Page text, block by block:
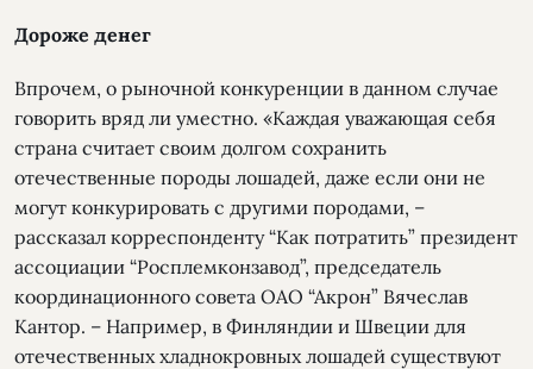
Дороже денег
Впрочем, о рыночной конкуренции в данном случае
говорить вряд ли уместно. «Каждая уважающая себя
страна считает своим долгом сохранить
отечественные породы лошадей, даже если они не
могут конкурировать с другими породами, –
рассказал корреспонденту “Как потратить” президент
ассоциации “Росплемконзавод”, председатель
координационного совета ОАО “Акрон” Вячеслав
Кантор. – Например, в Финляндии и Швеции для
отечественных хладнокровных лошадей существуют